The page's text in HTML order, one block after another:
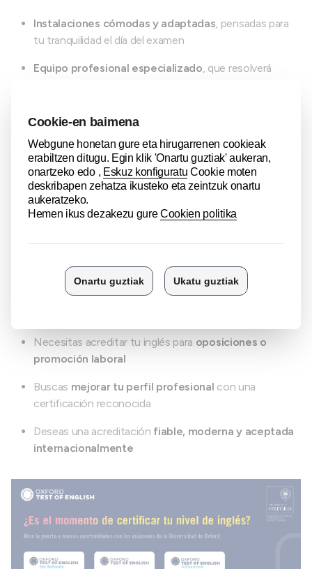
Instalaciones cómodas y adaptadas, pensadas para
tu tranquilidad el día del examen
Equipo profesional especializado, que resolverá
exactamente qué esperar
Nuestro objetivo es claro:ayudarte a certificar tu nivel de
inglés con éxito.
English?
Este certificado es ideal si:
Quieres acceder agrados, másteres, becas o
Necesitas acreditar tu inglés para oposiciones o
promoción laboral
Buscas mejorar tu perfil profesional con una
certificación reconocida
Deseas una acreditación fiable, moderna y aceptada
internacionalmente